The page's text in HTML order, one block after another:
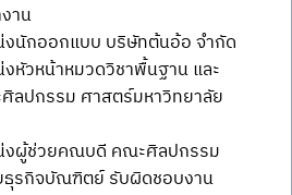
าน
นักออกแบบ บริษัทต้นอ้อ จำกัด
หัวหน้าหมวดวิชาพื้นฐาน และ
ลปกรรม ศาสตร์มหาวิทยาลัย
งผู้ช่วยคณบดี คณะศิลปกรรม
ธุรกิจบัณฑิตย์ รับผิดชอบงาน